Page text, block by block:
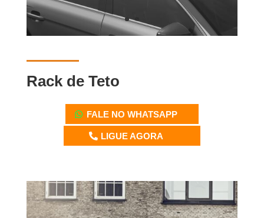
Rack de Teto
FALE NO WHATSAPP
LIGUE AGORA